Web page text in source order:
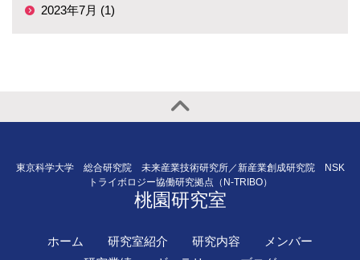
2023年7月 (1)
東京科学大学 総合研究院 未来産業技術研究所／新産業創成研究院 NSK
トライボロジー協働研究拠点（N-TRIBO）
桃園研究室
ホーム 研究室紹介 研究内容
メンバー